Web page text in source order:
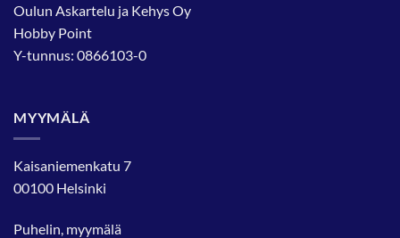
Oulun Askartelu ja Kehys Oy
Hobby Point
Y-tunnus: 0866103-0
MYYMÄLÄ
Kaisaniemenkatu 7
00100 Helsinki
Puhelin, myymälä